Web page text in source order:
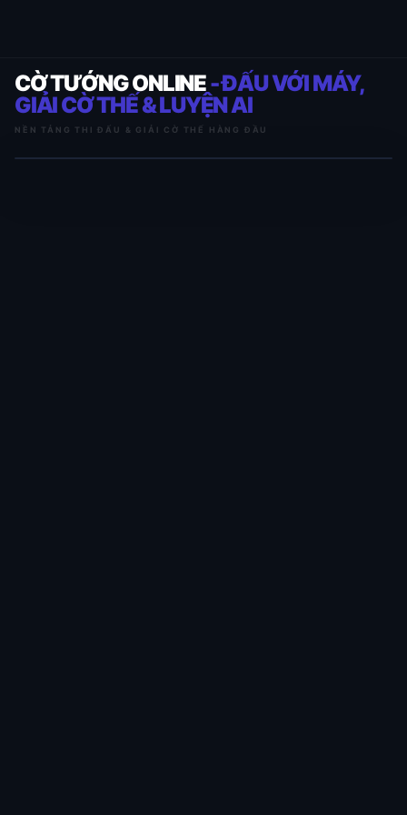
CỜ TƯỚNG ONLINE- ĐẤU VỚI MÁY,
GIẢI CỜ THẾ & LUYỆN AI
NỀN TẢNG THI ĐẤU & GIẢI CỜ THẾ HÀNG ĐẦU